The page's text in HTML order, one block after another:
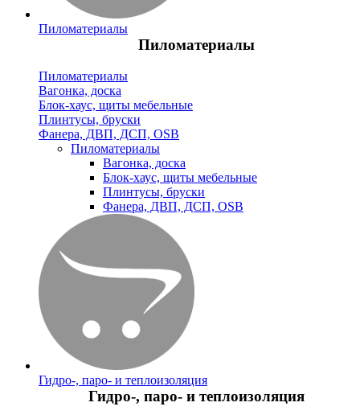
Пиломатериалы
Пиломатериалы
Пиломатериалы
Вагонка, доска
Блок-хаус, щиты мебельные
Плинтусы, бруски
Фанера, ДВП, ДСП, OSB
Пиломатериалы
Вагонка, доска
Блок-хаус, щиты мебельные
Плинтусы, бруски
Фанера, ДВП, ДСП, OSB
Гидро-, паро- и теплоизоляция
Гидро-, паро- и теплоизоляция